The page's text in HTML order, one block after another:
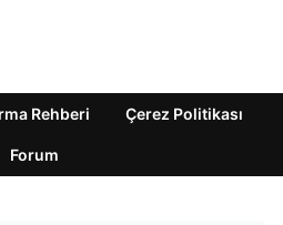
Rehberi Çerez Politikası
Forum